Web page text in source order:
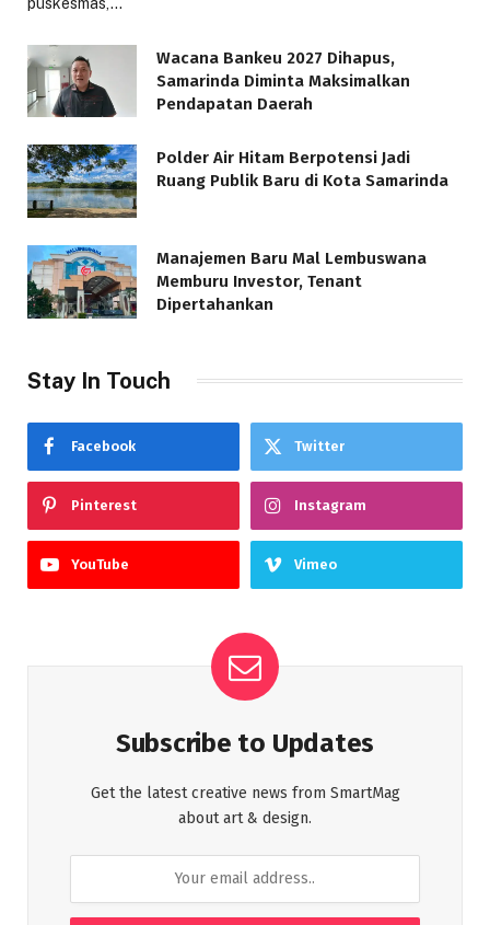
Wacana Bankeu 2027 Dihapus,
Samarinda Diminta Maksimalkan
Pendapatan Daerah
Polder Air Hitam Berpotensi Jadi
Ruang Publik Baru di Kota Samarinda
Manajemen Baru Mal Lembuswana
Memburu Investor, Tenant
Dipertahankan
Stay In Touch
Facebook Twitter
Pinterest Instagram
YouTube Vimeo
Subscribe to Updates
Get the latest creative news from SmartMag
about art & design.